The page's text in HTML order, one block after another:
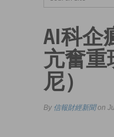
AI科企
亢奮重
尼）
By 信報財經新聞on